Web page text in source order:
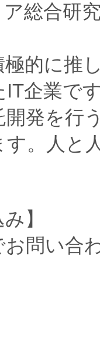
総合研
的に推
IT企業で
発を行
。人と
】
問い合